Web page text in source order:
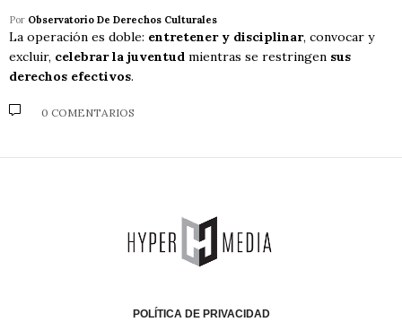
Por Observatorio De Derechos Culturales
La operación es doble: entretener y disciplinar, convocar y
excluir, celebrar la juventud mientras se restringen sus
derechos efectivos.
0 COMENTARIOS
POLÍTICA DE PRIVACIDAD